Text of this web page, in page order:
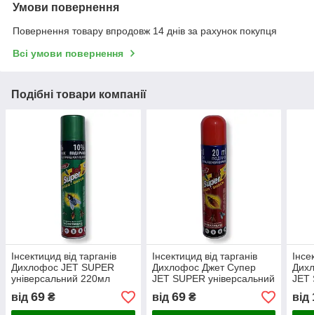
Умови повернення
Повернення товару впродовж 14 днів за рахунок покупця
Всі умови повернення
Подібні товари компанії
Інсектицид від тарганів
Дихлофос JET SUPER
універсальний 220мл
зелений (48)
від 69 ₴
Інсектицид від тарганів
Дихлофос Джет Супер
JET SUPER універсальний
220мл червоний (48)
від 69₴
JET
від